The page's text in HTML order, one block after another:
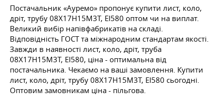
Постачальник «Ауремо» пропонує купити лист, коло,
дріт, трубу 08Х17Н15М3Т, ЕІ580 оптом чи на виплат.
Великий вибір напівфабрикатів на складі.
Відповідність ГОСТ та міжнародним стандартам якості.
Завжди в наявності лист, коло, дріт, труба
08Х17Н15М3Т, ЕІ580, ціна - оптимальна від
постачальника. Чекаємо на ваші замовлення. Купити
лист, коло, дріт, трубу 08Х17Н15М3Т, ЕІ580 сьогодні.
Оптовим замовникам ціна - пільгова.